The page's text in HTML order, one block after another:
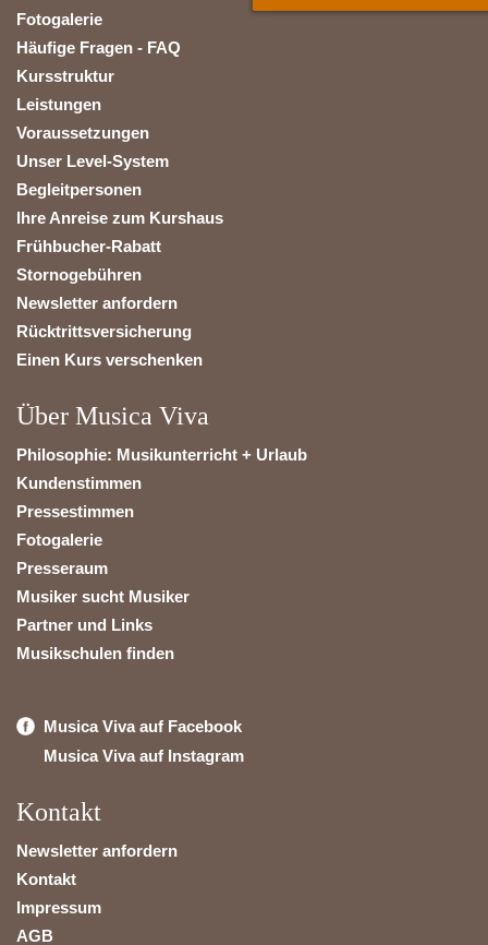
Fotogalerie
Häufige Fragen - FAQ
Kursstruktur
Leistungen
Voraussetzungen
Unser Level-System
Begleitpersonen
Ihre Anreise zum Kurshaus
Frühbucher-Rabatt
Stornogebühren
Newsletter anfordern
Rücktrittsversicherung
Einen Kurs verschenken
Über Musica Viva
Philosophie: Musikunterricht + Urlaub
Kundenstimmen
Pressestimmen
Fotogalerie
Presseraum
Musiker sucht Musiker
Partner und Links
Musikschulen finden
Musica Viva auf Facebook
Musica Viva auf Instagram
Kontakt
Newsletter anfordern
Kontakt
Impressum
AGB